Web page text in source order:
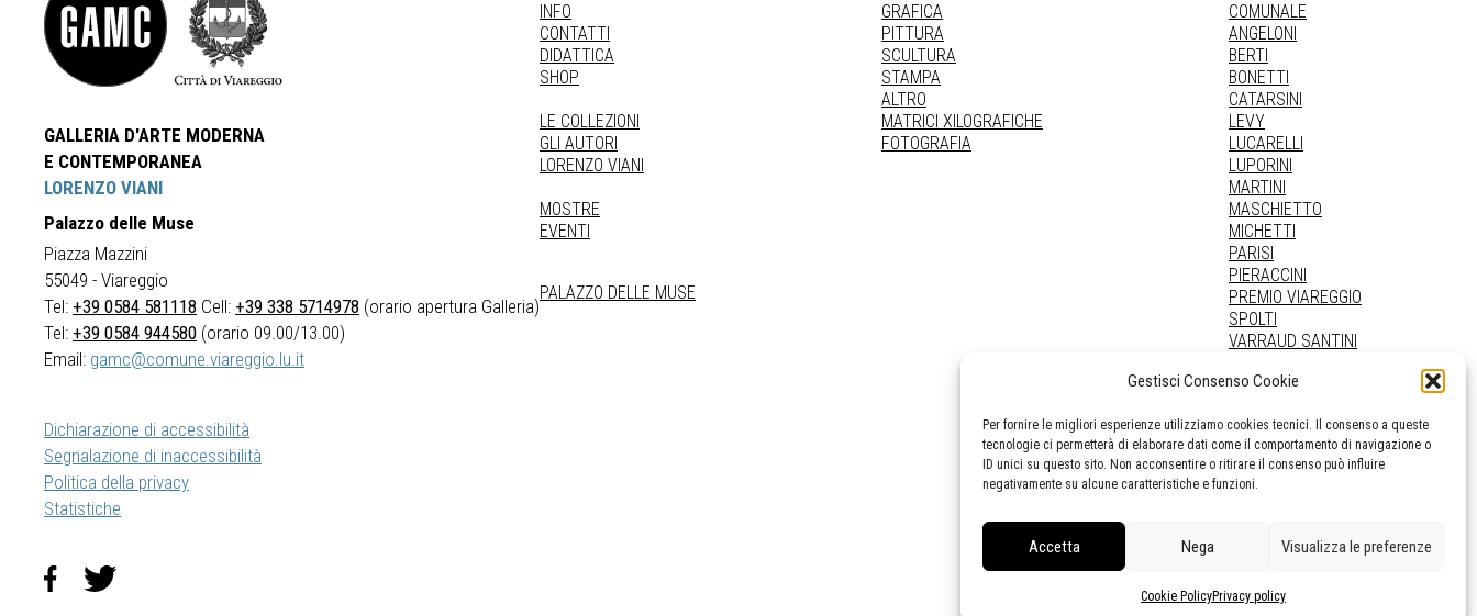
Gestisci Consenso Cookie
Per fornire le migliori esperienze utilizziamo cookies tecnici. Il consenso a queste
tecnologie ci permetterà di elaborare dati come il comportamento di navigazione o
ID unici su questo sito. Non acconsentire o ritirare il consenso può influire
negativamente su alcune caratteristiche e funzioni.
Accetta Nega Visualizza le preferenze
Cookie PolicyPrivacy policy
GALLERIA D'ARTE MODERNA
E CONTEMPORANEA
LORENZO VIANI
Palazzo delle Muse
Piazza Mazzini
55049 - Viareggio
Tel: +39 0584 581118 Cell: +39 338 5714978 (orario apertura Galleria)
Tel: +39 0584 944580 (orario 09.00/13.00)
Email: gamc@comune.viareggio.lu.it
Dichiarazione di accessibilità
Segnalazione di inaccessibilità
Politica della privacy
Statistiche
INFO
CONTATTI
DIDATTICA
SHOP
LE COLLEZIONI
GLI AUTORI
LORENZO VIANI
MOSTRE
EVENTI
PALAZZO DELLE MUSE
GRAFICA
PITTURA
SCULTURA
STAMPA
ALTRO
MATRICI XILOGRAFICHE
FOTOGRAFIA
COMUNALE
ANGELONI
BERTI
BONETTI
CATARSINI
LEVY
LUCARELLI
LUPORINI
MARTINI
MASCHIETTO
MICHETTI
PARISI
PIERACCINI
PREMIO VIAREGGIO
SPOLTI
VARRAUD SANTINI